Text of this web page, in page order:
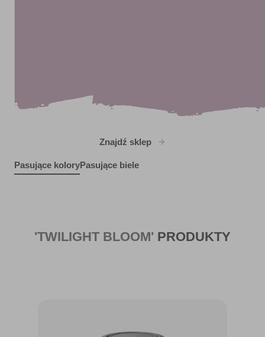
Znajdź sklep
Pasujące koloryPasujące biele
'TWILIGHT BLOOM' PRODUKTY